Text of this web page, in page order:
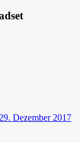
Dezember 2017